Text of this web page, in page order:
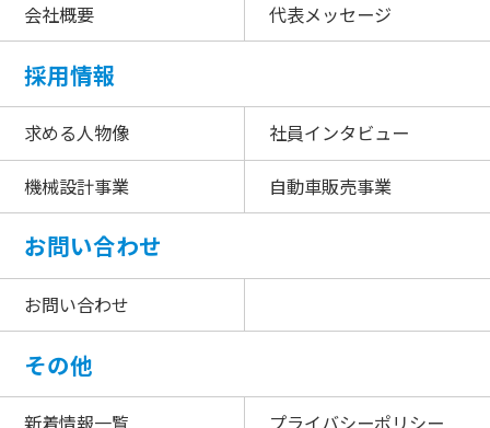
会社概要 代表メッセージ
採用情報
求める人物像 社員インタビュー
機械設計事業 自動車販売事業
お問い合わせ
お問い合わせ
その他
新着情報一覧